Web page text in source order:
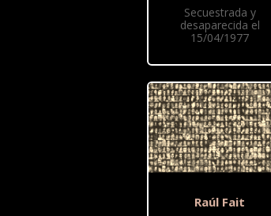
Secuestrada y
desaparecida el
15/04/1977
Raúl Fait